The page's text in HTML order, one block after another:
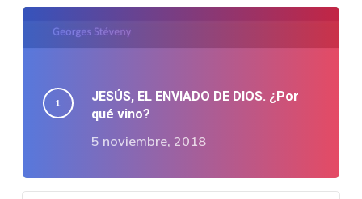
JESÚS, EL ENVIADO DE DIOS. ¿Por
qué vino?
5 noviembre, 2018